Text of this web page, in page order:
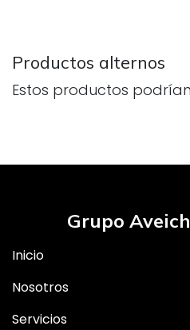
Productos alternos
Estos productos
Grupo
Inicio
Nosotros
Servicios